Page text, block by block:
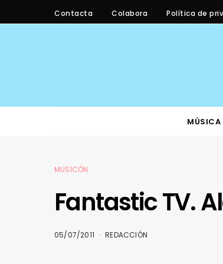
Contacta Colabora Política de
MÚSICA
MUSICÓN
Fantastic TV.
05/07/2011 REDACCIÓN